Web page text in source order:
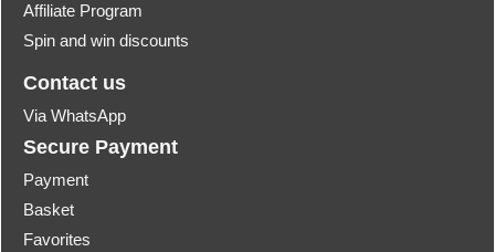
Affiliate Program
Spin and win discounts
Contact us
Via WhatsApp
Secure Payment
Payment
Basket
Favorites